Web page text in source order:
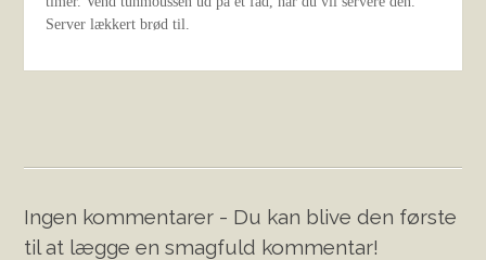
Server lækkert brød til.
Ingen kommentarer - Du kan blive den første
til at lægge en smagfuld kommentar!